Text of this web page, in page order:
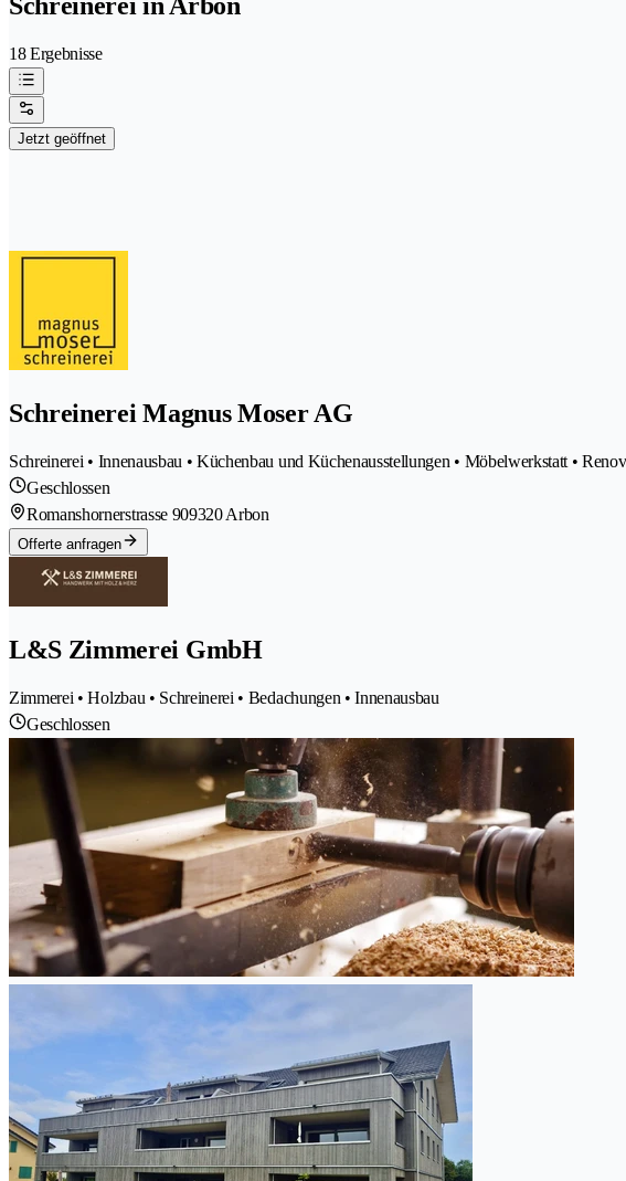
18 Ergebnisse
Jetzt geöffnet
Schreinerei Magnus Moser AG
Schreinerei • Innenausbau • Küchenbau und Küchenausstellungen • Möbelwerkstatt •
Geschlossen
Romanshornerstrasse 909320 Arbon
Offerte anfragen
L&S Zimmerei GmbH
Zimmerei • Holzbau • Schreinerei • Bedachungen • Innenausbau
Geschlossen